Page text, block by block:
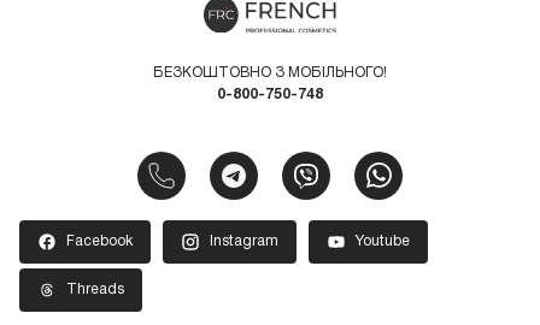
БЕЗКОШТОВНО З МОБІЛЬНОГО!
0-800-750-748
Facebook Instagram Youtube
Threads